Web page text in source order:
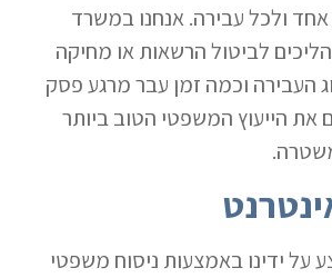
ולכל עבירה. אנחנו במשרד
תהליכים לביטול הרשאות או מחיקה
העבירה וכמה זמן עבר מרגע פסק
את הייעוץ המשפטי הטוב ביותר
על ידינו באמצעות ניסוח משפטי